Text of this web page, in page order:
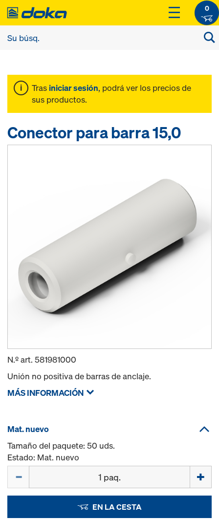
0
Tras iniciar sesión, podrá ver los precios de
sus productos.
Conector para barra 15,0
N.º art. 581981000
Unión no positiva de barras de anclaje.
MÁS INFORMACIÓN
Mat. nuevo
Tamaño del paquete: 50 uds.
Estado: Mat. nuevo
EN LA CESTA